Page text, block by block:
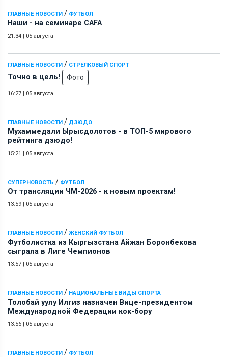
ГЛАВНЫЕ НОВОСТИ / ФУТБОЛ
Наши - на семинаре СAFA
21:34 | 05 августа
ГЛАВНЫЕ НОВОСТИ / СТРЕЛКОВЫЙ СПОРТ
Точно в цель! Фото
16:27 | 05 августа
ГЛАВНЫЕ НОВОСТИ / ДЗЮДО
Мухаммедали Ырысдолотов - в ТОП-5 мирового
рейтинга дзюдо!
15:21 | 05 августа
СУПЕРНОВОСТЬ / ФУТБОЛ
От трансляции ЧМ-2026 - к новым проектам!
13:59 | 05 августа
ГЛАВНЫЕ НОВОСТИ / ЖЕНСКИЙ ФУТБОЛ
Футболистка из Кыргызстана Айжан Боронбекова
сыграла в Лиге Чемпионов
13:57 | 05 августа
ГЛАВНЫЕ НОВОСТИ / НАЦИОНАЛЬНЫЕ ВИДЫ СПОРТА
Толобай уулу Илгиз назначен Вице-президентом
Международной Федерации кок-бору
13:56 | 05 августа
ГЛАВНЫЕ НОВОСТИ / ФУТБОЛ